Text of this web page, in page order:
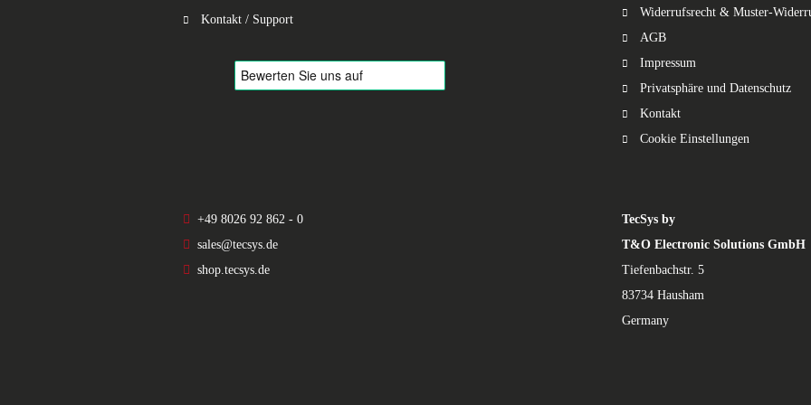
Kontakt / Support
Widerrufsrecht & Muster-
AGB
Impressum
Privatsphäre und Datenschutz
Kontakt
Cookie Einstellungen
+49 8026 92 862 - 0
sales@tecsys.de
shop.tecsys.de
TecSys by
T&O Electronic Solutions GmbH
Tiefenbachstr. 5
83734 Hausham
Germany